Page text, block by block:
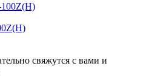
свяжутся с вами и